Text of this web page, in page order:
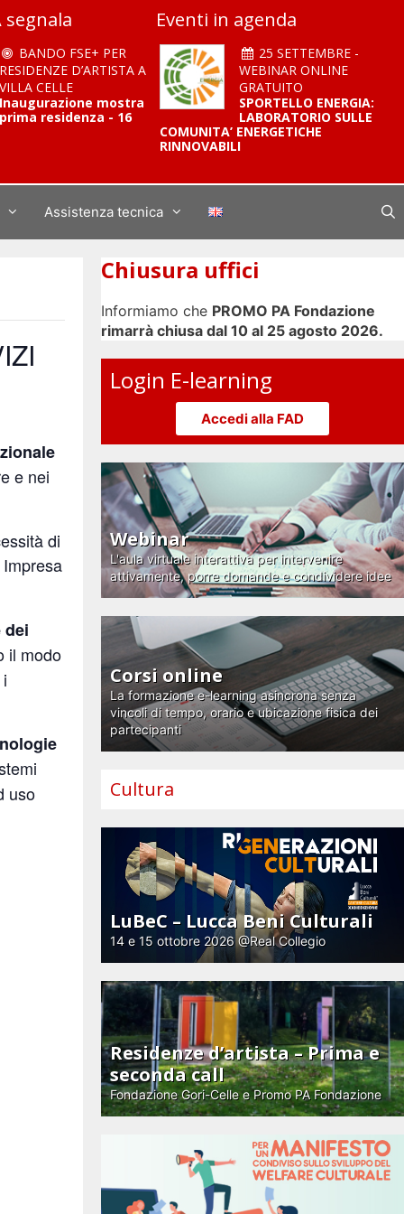
segnala
BANDO FSE+ PER
RESIDENZE D’ARTISTA A
VILLA CELLE
Inaugurazione mostra
prima residenza - 16
Eventi in agenda
25 SETTEMBRE -
WEBINAR ONLINE
GRATUITO
SPORTELLO ENERGIA:
LABORATORIO SULLE
COMUNITA’ ENERGETICHE
RINNOVABILI
Assistenza tecnica
e nei
di
dei
il modo
uso
Chiusura uffici
Informiamo che PROMO PA Fondazione
rimarrà chiusa dal 10 al 25 agosto 2026.
Login E-learning
Accedi alla FAD
Webinar
L'aula virtuale interattiva per intervenire
attivamente, porre domande e condividere idee
Corsi online
La formazione e-learning asincrona senza
vincoli di tempo, orario e ubicazione fisica dei
partecipanti
Cultura
LuBeC – Lucca Beni Culturali
14 e 15 ottobre 2026 @Real Collegio
Residenze d’artista – Prima e
seconda call
Fondazione Gori-Celle e Promo PA Fondazione